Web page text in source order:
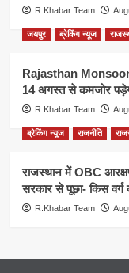
R.Khabar Team
जयपुर ब्रेकिंग न्यूज
Rajasthan
14 अगस्त से कमजोर
R.Khabar Team
ब्रेकिंग न्यूज राजनीति
राजस्थान में OBC
सरकार से पूछा- किस
R.Khabar Team